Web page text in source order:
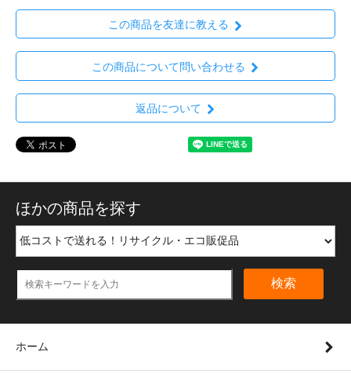
この商品を友達に教える
この商品について問い合わせる
返品について
ほかの商品を探す
検索
ホーム